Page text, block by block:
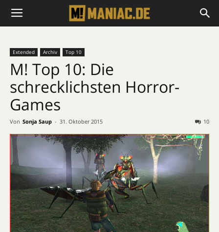
Extended Archiv Top 10
M! Top 10: Die
schrecklichsten Horror-
Games
Von Sonja Saup - 31. Oktober 2015 10